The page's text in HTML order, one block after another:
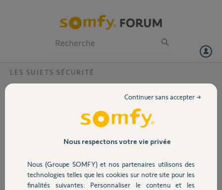
Volet
Sécurité
LES SUJETS SÉCURITÉ
Je n'arrive pas a créer un compte pour accès distant. la recherche du
Mon numéro de centrale est :516491.
Pourriez vous vérifier s'il n'y a pas de doublon
paul Z.
Nous respectons votre vie privée
Nous (Groupe SOMFY) et nos partenaires utilisons des
technologies telles que les cookies sur notre site pour les
finalités suivantes: Personnaliser le contenu et les
Continuer sans accepter →